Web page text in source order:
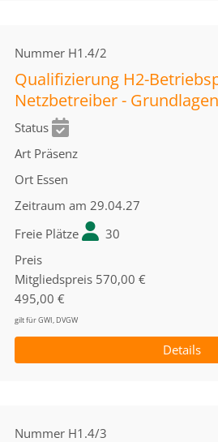
Nummer H1.4/2
Qualifizierung H2-
Netzbetreiber - Grundlagen
Status
Art Präsenz
Ort Essen
Zeitraum am 29.04.27
Freie Plätze
30
Preis
Mitgliedspreis 570,00 €
495,00 €
gilt für GWI, DVGW
Details
Nummer H1.4/3